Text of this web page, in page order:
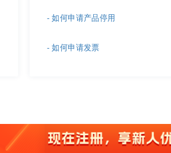
- 如何申请产品停用
- 如何申请发票